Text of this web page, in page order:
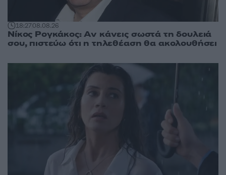
18:2708.08.26
Νίκος Ρογκάκος: Αν κάνεις σωστά τη δουλειά
σου, πιστεύω ότι η τηλεθέαση θα ακολουθήσει